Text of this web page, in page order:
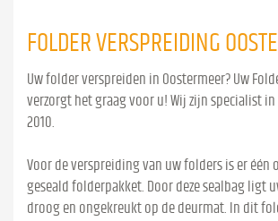
FOLDER VERSPREIDING
Uw folder verspreiden in Oostermeer? Uw
verzorgt het graag voor u! Wij zijn specialist
2010.
Voor de verspreiding van uw folders is er één
geseald folderpakket. Door deze sealbag ligt
droog en ongekreukt op de deurmat. In dit